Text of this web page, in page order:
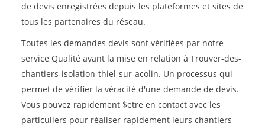
de devis enregistrées depuis les plateformes et sites de
tous les partenaires du réseau.
Toutes les demandes devis sont vérifiées par notre
service Qualité avant la mise en relation à Trouver-des-
chantiers-isolation-thiel-sur-acolin. Un processus qui
permet de vérifier la véracité d'une demande de devis.
Vous pouvez rapidement $etre en contact avec les
particuliers pour réaliser rapidement leurs chantiers